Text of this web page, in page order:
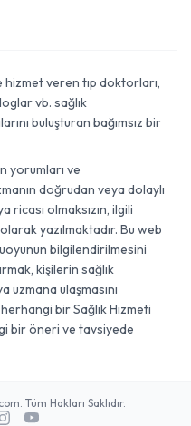
veren tıp doktorları,
vb. sağlık
buluşturan bağımsız bir
yorumları ve
doğrudan veya dolaylı
olmaksızın, ilgili
yazılmaktadır. Bu web
bilgilendirilmesini
kişilerin sağlık
ulaşmasını
herhangi bir Sağlık Hizmeti
bir öneri ve tavsiyede
Tüm Hakları Saklıdır.